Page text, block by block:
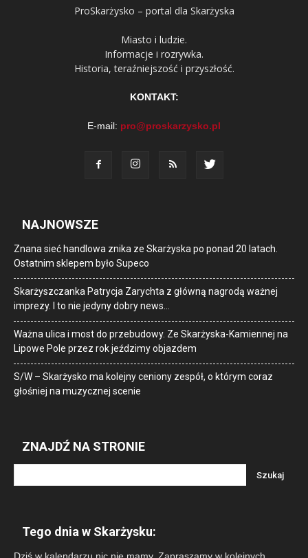
ProSkarżysko – portal dla Skarżyska
Miasto i ludzie.
Informacje i rozrywka.
Historia, teraźniejszość i przyszłość.
KONTAKT:
E-mail: pro@proskarzysko.pl
NAJNOWSZE
Znana sieć handlowa znika ze Skarżyska po ponad 20 latach.
Ostatnim sklepem było Supeco
Skarżyszczanka Patrycja Zarychta z główną nagrodą ważnej
imprezy. I to nie jedyny dobry news…
Ważna ulica i most do przebudowy. Ze Skarżyska-Kamiennej na
Lipowe Pole przez rok jeździmy objazdem
S/W – Skarżysko ma kolejny ceniony zespół, o którym coraz
głośniej na muzycznej scenie
ZNAJDŹ NA STRONIE
Tego dnia w Skarżysku: